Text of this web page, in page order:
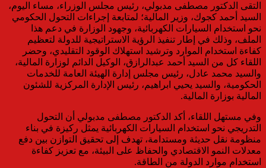
التقى الدكتور مصطفى مدبولي، رئيس مجلس الوزراء، مساء اليوم،
السيد أحمد كجوك، وزير المالية؛ لمتابعة إجراءات التحول الحكومي
نحو استخدام السيارات الكهربائية، وجهود الوزارة في دعم هذا
الملف، وذلك في إطار تنفيذ الرؤية الاستراتيجية للدولة لتعظيم
كفاءة استخدام الموارد وترشيد استهلاك الوقود التقليدي، وحضر
اللقاء كل من السيد أحمد عبدالرازق، الوكيل الدائم لوزارة المالية،
والسيد محمد عادل، رئيس مجلس إدارة الهيئة العامة للخدمات
الحكومية، والسيد يحيي ابراهيم، رئيس الإدارة المركزية للشئون
المالية بوزارة المالية.
وفي مستهل اللقاء، أكد الدكتور مصطفى مدبولي أن التحول
التدريجي نحو استخدام السيارات الكهربائية يمثل ركيزة في بناء
منظومة نقل حديثة ومستدامة، تهدف إلى تحقيق التوازن بين دفع
معدلات النمو الاقتصادي والحفاظ على البيئة، مع تعزيز كفاءة
استخدام موارد الدولة من الطاقة.